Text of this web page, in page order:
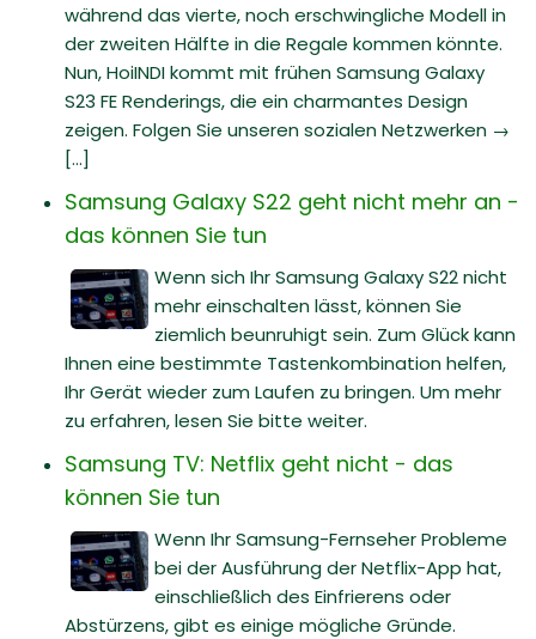
während das vierte, noch erschwingliche Modell in
der zweiten Hälfte in die Regale kommen könnte.
Nun, HoiINDI kommt mit frühen Samsung Galaxy
S23 FE Renderings, die ein charmantes Design
zeigen. Folgen Sie unseren sozialen Netzwerken →
[...]
Samsung Galaxy S22 geht nicht mehr an -
das können Sie tun
Wenn sich Ihr Samsung Galaxy S22 nicht
mehr einschalten lässt, können Sie
ziemlich beunruhigt sein. Zum Glück kann
Ihnen eine bestimmte Tastenkombination helfen,
Ihr Gerät wieder zum Laufen zu bringen. Um mehr
zu erfahren, lesen Sie bitte weiter.
Samsung TV: Netflix geht nicht - das
können Sie tun
Wenn Ihr Samsung-Fernseher Probleme
bei der Ausführung der Netflix-App hat,
einschließlich des Einfrierens oder
Abstürzens, gibt es einige mögliche Gründe.